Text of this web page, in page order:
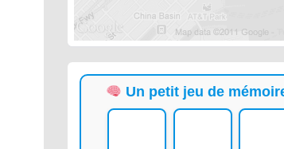
Un petit jeu de